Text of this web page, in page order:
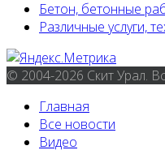
Бетон, бетонные
Различные услуги,
© 2004-2026 Скит Урал.
Главная
Все новости
Видео